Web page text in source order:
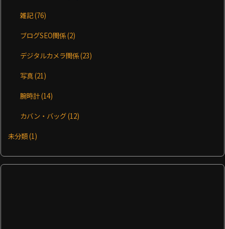
雑記(76)
ブログSEO関係(2)
デジタルカメラ関係(23)
写真(21)
腕時計(14)
カバン・バッグ(12)
未分類(1)